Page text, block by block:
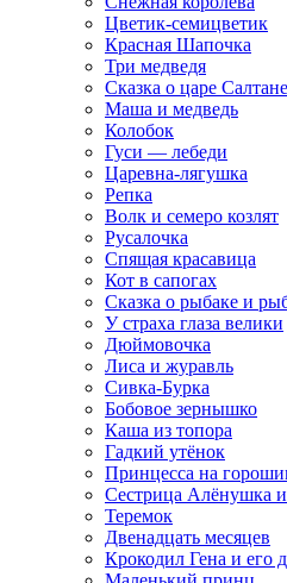
Цветик-семицветик
Красная Шапочка
Три медведя
Сказка о царе Салтане
Маша и медведь
Колобок
Гуси — лебеди
Царевна-лягушка
Репка
Волк и семеро козлят
Русалочка
Спящая красавица
Кот в сапогах
Сказка о рыбаке и
У страха глаза велики
Дюймовочка
Лиса и журавль
Сивка-Бурка
Бобовое зернышко
Каша из топора
Гадкий утёнок
Принцесса на
Сестрица Алёнушка
Теремок
Двенадцать месяцев
Крокодил Гена и его